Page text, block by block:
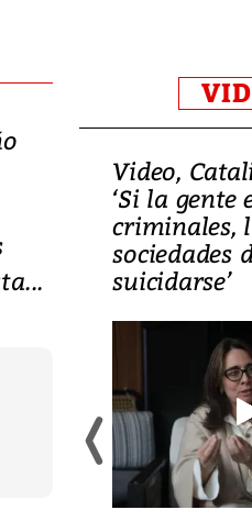
Video,
‘Si la gente
criminales,
sociedades
suicidarse’